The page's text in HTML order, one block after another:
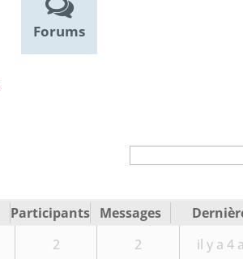
Forums
Participants Messages
2 2 il y a 4